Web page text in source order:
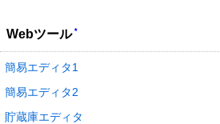
Webツール *
簡易エディタ1
簡易エディタ2
貯蔵庫エディタ